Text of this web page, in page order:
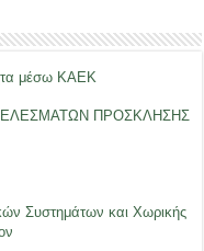
μέσω ΚΑΕΚ
ΠΡΟΣΚΛΗΣΗΣ
Συστημάτων και Χωρικής